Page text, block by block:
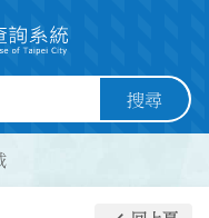
搜尋